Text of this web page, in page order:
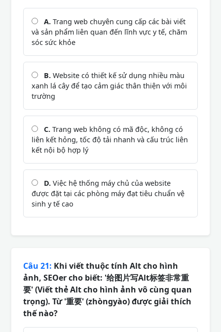
A. Trang web chuyên cung cấp các bài viết
và sản phẩm liên quan đến lĩnh vực y tế, chăm
sóc sức khỏe
B. Website có thiết kế sử dụng nhiều màu
xanh lá cây để tạo cảm giác thân thiện với môi
trường
C. Trang web không có mã độc, không có
liên kết hỏng, tốc độ tải nhanh và cấu trúc liên
kết nội bộ hợp lý
D. Việc hệ thống máy chủ của website
được đặt tại các phòng máy đạt tiêu chuẩn vệ
sinh y tế cao
Câu 21: Khi viết thuộc tính Alt cho hình
ảnh, SEOer cho biết: '给图片写Alt标签非常重
要' (Viết thẻ Alt cho hình ảnh vô cùng quan
trọng). Từ '重要' (zhòngyào) được giải thích
thế nào?